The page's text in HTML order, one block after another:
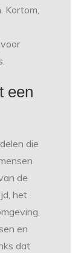
Kortom,
een
die
de
het
en
dat